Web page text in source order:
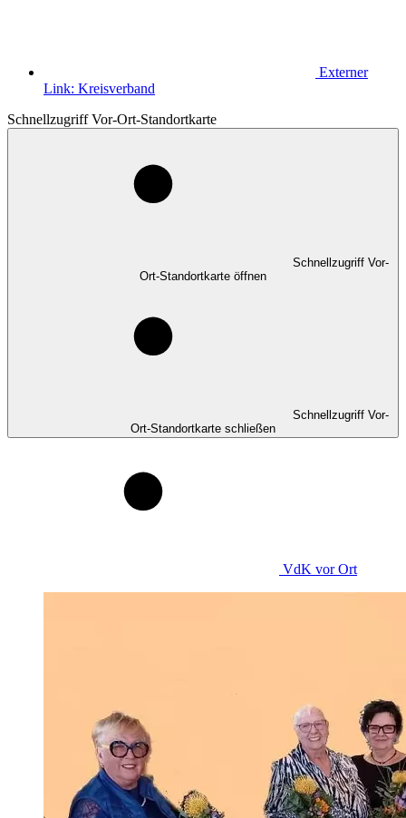
Externer
Link: Kreisverband
Schnellzugriff Vor-Ort-Standortkarte
Schnellzugriff Vor-
Ort-Standortkarte öffnen
Schnellzugriff Vor-
Ort-Standortkarte schließen
VdK vor Ort